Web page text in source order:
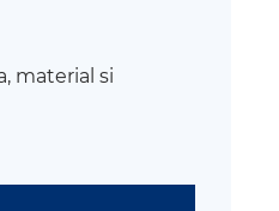
material si